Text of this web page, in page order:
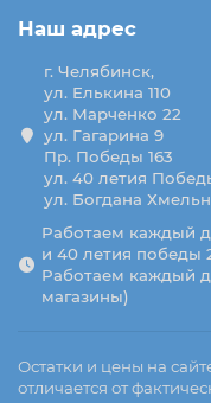
Наш адрес
г. Челябинск,
ул. Елькина 110
ул. Марченко 22
ул. Гагарина 9
Пр. Победы 163
ул. 40 летия
ул. Богдана
Работаем каждый
и 40 летия победы
Работаем каждый
магазины)
Остатки и цены на
отличается от